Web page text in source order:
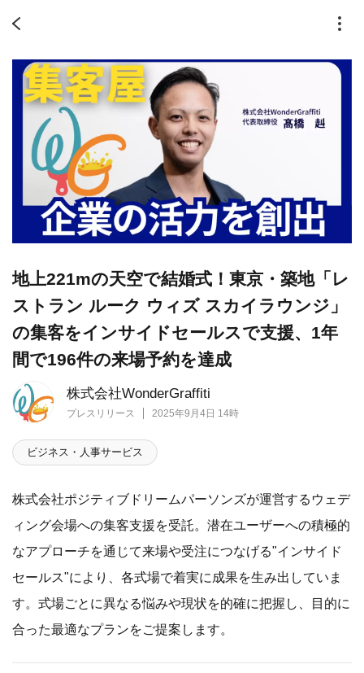
株式会社WonderGraffiti
プレスリリース 2025年9月4日 14時
地上221mの天空で結婚式！東京・築地「レ
ストラン ルーク ウィズ スカイラウンジ」
の集客をインサイドセールスで支援、1年
間で196件の来場予約を達成
ビジネス・人事サービス
株式会社ポジティブドリームパーソンズが運営するウェデ
ィング会場への集客支援を受託。潜在ユーザーへの積極的
なアプローチを通じて来場や受注につなげる"インサイド
セールス"により、各式場で着実に成果を生み出していま
す。式場ごとに異なる悩みや現状を的確に把握し、目的に
合った最適なプランをご提案します。